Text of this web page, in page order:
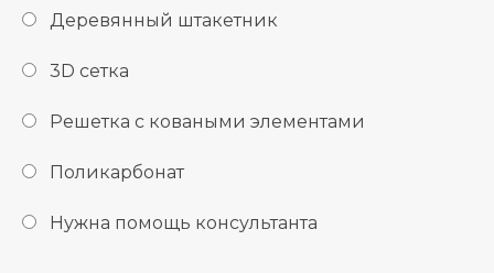
Деревянный штакетник
3D сетка
Решетка с коваными элементами
Поликарбонат
Нужна помощь консультанта